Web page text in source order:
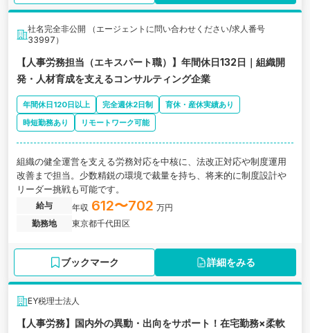
社名完全非公開 （エージェントに問い合わせください/求人番号
33997）
【人事労務担当（エキスパート職）】年間休日132日｜組織開
発・人材育成を支えるコンサルティング企業
年間休日120日以上 完全週休2日制
育休・産休実績あり
時短勤務あり
リモートワーク可能
組織の健全運営を支える労務対応を中核に、法改正対応や制度運用
改善まで担当。少数精鋭の環境で裁量を持ち、将来的に制度設計や
リーダー挑戦も可能です。
給与 年収 612〜702 万円
勤務地
東京都千代田区
ブックマーク 詳細をみる
EY税理士法人
【人事労務】国内外の異動・出向をサポート！在宅勤務×柔軟